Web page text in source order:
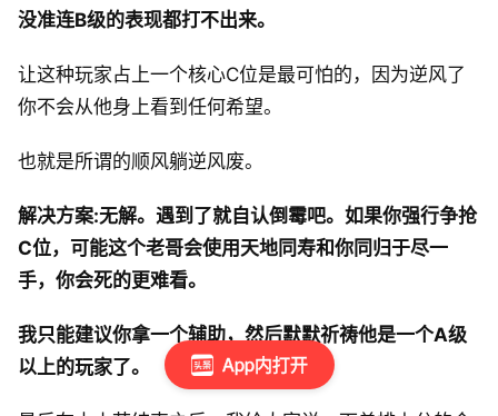
App内打开
没准连B级的表现都打不出来。
让这种玩家占上一个核心C位是最可怕的，因为逆风了
你不会从他身上看到任何希望。
也就是所谓的顺风躺逆风废。
解决方案:无解。遇到了就自认倒霉吧。如果你强行争抢
C位，可能这个老哥会使用天地同寿和你同归于尽一
手，你会死的更难看。
我只能建议你拿一个辅助，然后默默祈祷他是一个A级
以上的玩家了。